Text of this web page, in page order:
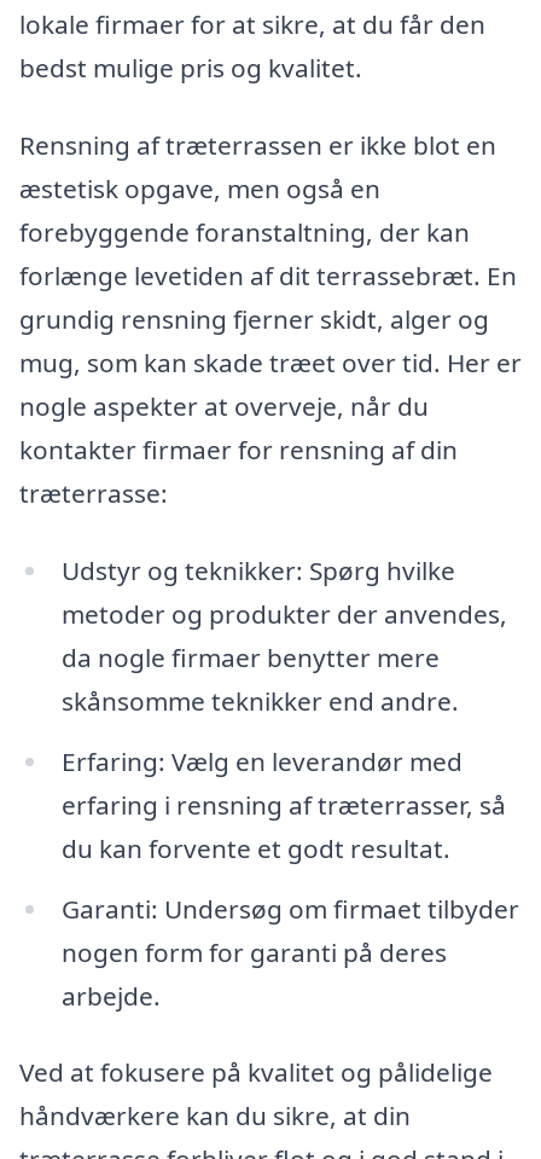
lokale firmaer for at sikre, at du får den
bedst mulige pris og kvalitet.
Rensning af træterrassen er ikke blot en
æstetisk opgave, men også en
forebyggende foranstaltning, der kan
forlænge levetiden af dit terrassebræt. En
grundig rensning fjerner skidt, alger og
mug, som kan skade træet over tid. Her er
nogle aspekter at overveje, når du
kontakter firmaer for rensning af din
træterrasse:
Udstyr og teknikker: Spørg hvilke
metoder og produkter der anvendes,
da nogle firmaer benytter mere
skånsomme teknikker end andre.
Erfaring: Vælg en leverandør med
erfaring i rensning af træterrasser, så
du kan forvente et godt resultat.
Garanti: Undersøg om firmaet tilbyder
nogen form for garanti på deres
arbejde.
Ved at fokusere på kvalitet og pålidelige
håndværkere kan du sikre, at din